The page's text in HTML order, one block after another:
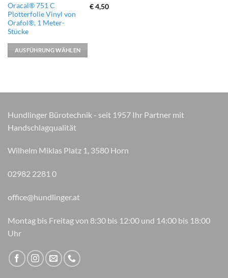
Oracal® 751 C
Plotterfolie Vinyl von
Orafol®, 1 Meter-
Stücke
€4,50
AUSFÜHRUNG WÄHLEN
Dieses
Produkt
weist
mehrere
Varianten
auf.
der
Produktseite
gewählt
Hundlinger Bürotechnik - seit 1957 Ihr Partner mit
Handschlagqualität
Wilhelm Miklas Platz 1, 3580 Horn
02982 2281 0
office@hundlinger.at
Montag bis Freitag von 8:30 bis 12:00 und 14:00 bis 18:00
Uhr